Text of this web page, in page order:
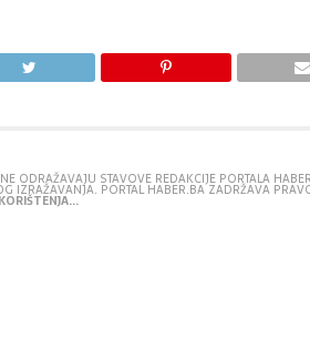
ODRAŽAVAJU STAVOVE REDAKCIJE PORTALA
IZRAŽAVANJA. PORTAL HABER.BA ZADRŽAVA